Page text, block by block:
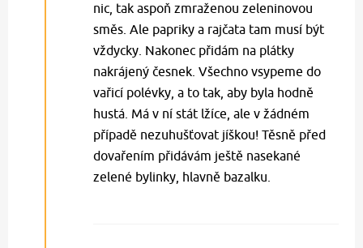
nic, tak aspoň zmraženou zeleninovou
směs. Ale papriky a rajčata tam musí být
vždycky. Nakonec přidám na plátky
nakrájený česnek. Všechno vsypeme do
vařicí polévky, a to tak, aby byla hodně
hustá. Má v ní stát lžíce, ale v žádném
případě nezuhušťovat jíškou! Těsně před
dovařením přidávám ještě nasekané
zelené bylinky, hlavně bazalku.